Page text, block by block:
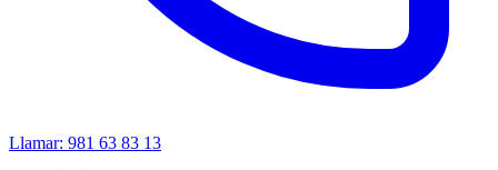
Llamar: 981 63 83 13